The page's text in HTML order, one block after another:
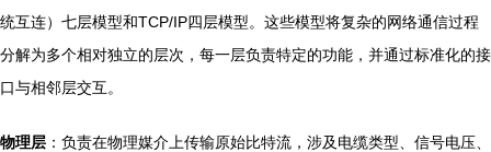
统互连）七层模型和TCP/IP四层模型。这些模型将复杂的网络通信过程
分解为多个相对独立的层次，每一层负责特定的功能，并通过标准化的接
口与相邻层交互。
物理层 ：负责在物理媒介上传输原始比特流，涉及电缆类型、信号电压、